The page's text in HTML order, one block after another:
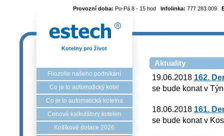
Provozní doba: Po-Pá 8 - 15 hod Infolinka: 777 283 009
Kotelny pro život
Filozofie našeho podnikání
Co je to automatický kotel
Co je to automatická kotelna
Cenové kalkulátory kotelen
Kotlíkové dotace 2026
Aktuality
19.06.2018 162.
se bude konat v
18.06.2018 161.
se bude konat v